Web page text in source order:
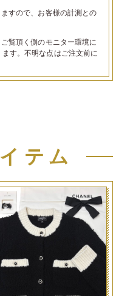
すので、お客様の計測との
覧頂く側のモニター環境に
す。不明な点はご注文前に
テム